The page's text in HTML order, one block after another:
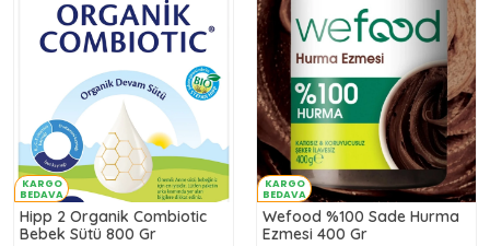
KARGO
BEDAVA
Hipp 2 Organik Combiotic
Bebek Sütü 800 Gr
KARGO
BEDAVA
Wefood %100 Sade Hurma
Ezmesi 400 Gr